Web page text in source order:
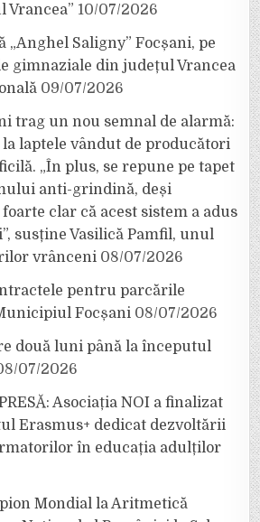
Vrancea” 10/07/2026
„Anghel Saligny” Focșani, pe
gimnaziale din județul Vrancea
09/07/2026
trag un nou semnal de alarmă:
laptele vândut de producători
„În plus, se repune pe tapet
anti-grindină, deși
clar că acest sistem a adus
susține Vasilică Pamfil, unul
vrânceni 08/07/2026
pentru parcările
Focșani 08/07/2026
două luni până la începutul
07/2026
Asociația NOI a finalizat
Erasmus+ dedicat dezvoltării
în educația adulților
Mondial la Aritmetică